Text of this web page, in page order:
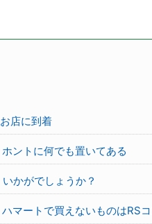
お店に到着
ホントに何でも置いてある
いかがでしょうか？
ハマートで買えないものはRS